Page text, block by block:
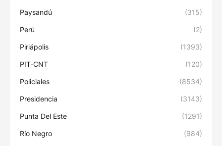
Paysandú (315)
Perú (2)
Piriápolis (1393)
PIT-CNT (120)
Policiales (8534)
Presidencia (3143)
Punta Del Este (1291)
Río Negro (984)